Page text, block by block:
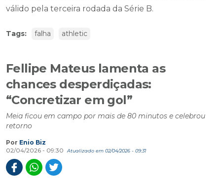
válido pela terceira rodada da Série B.
Tags: falha athletic
Fellipe Mateus lamenta as
chances desperdiçadas:
“Concretizar em gol”
Meia ficou em campo por mais de 80 minutos e celebrou
retorno
Por Enio Biz
02/04/2026 - 09:30
Atualizado em 02/04/2026 - 09:31